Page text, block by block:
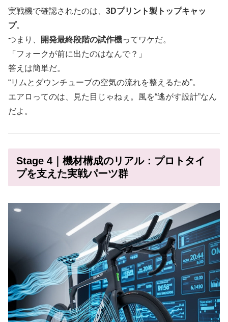
実戦機で確認されたのは、 3Dプリント製トップキャッ
プ。
つまり、
開発最終段階の試作機ってワケだ。
「フォークが前に出たのはなんで？」
答えは簡単だ。
“リムとダウンチューブの空気の流れを整えるため”。
エアロってのは、見た目じゃねぇ。風を“逃がす設計”なん
だよ。
Stage 4｜機材構成のリアル：プロトタイ
プを支えた実戦パーツ群